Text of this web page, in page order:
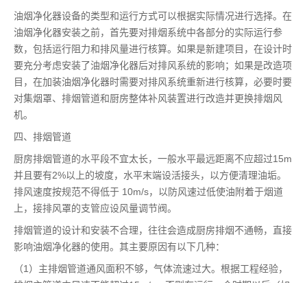
油烟净化器设备的类型和运行方式可以根据实际情况进行选择。在
油烟净化器安装之前，首先要对排烟系统中各部分的实际运行参
数，包括运行阻力和排风量进行核算。如果是新建项目，在设计时
要充分考虑安装了油烟净化器后对排风系统的影响；如果是改造项
目，在加装油烟净化器时需要对排风系统重新进行核算，必要时要
对集烟罩、排烟管道和厨房整体补风装置进行改造并更换排烟风
机。
四、排烟管道
厨房排烟管道的水平段不宜太长，一般水平最远距离不应超过15m
并且要有2%以上的坡度，水平末端设活接头，以方便清理油垢。
排风速度按规范不得低于 10m/s，以防风速过低使油附着于烟道
上，接排风罩的支管应设风量调节阀。
排烟管道的设计和安装不合理，往往会造成厨房排烟不通畅，直接
影响油烟净化器的使用。其主要原因有以下几种：
（1）主排烟管道通风面积不够，气体流速过大。根据工程经验，